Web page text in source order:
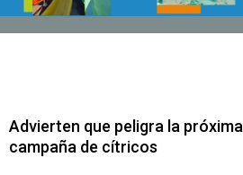
Advierten que peligra la próxima
campaña de cítricos